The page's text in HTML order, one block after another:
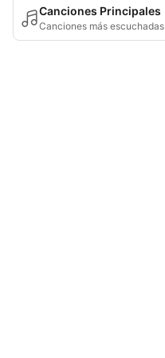
Canciones Principales
Canciones más escuchadas